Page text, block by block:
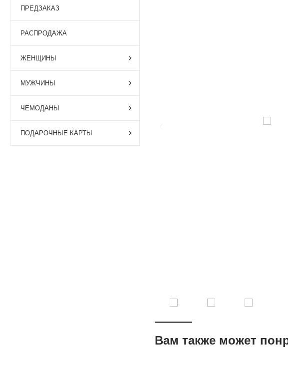
ПРЕДЗАКАЗ
РАСПРОДАЖА
ЖЕНЩИНЫ
МУЖЧИНЫ
ЧЕМОДАНЫ
ПОДАРОЧНЫЕ КАРТЫ
Вам также может